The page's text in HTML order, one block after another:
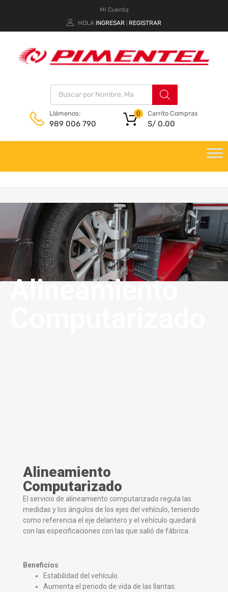
Mi Cuenta
HOLA INGRESAR REGISTRAR
Llámenos:
989 006 790
Carrito Compras
S/ 0.00
0
Alineamiento
Alineamiento
Computarizado
El servicio de alineamiento computarizado regula las
medidas y los ángulos de los ejes del vehículo, teniendo
como referencia el eje delantero y el vehículo quedará
con las especificaciones con las que salió de fábrica.
Beneficios
Estabilidad del vehículo.
Aumenta el periodo de vida de las llantas.